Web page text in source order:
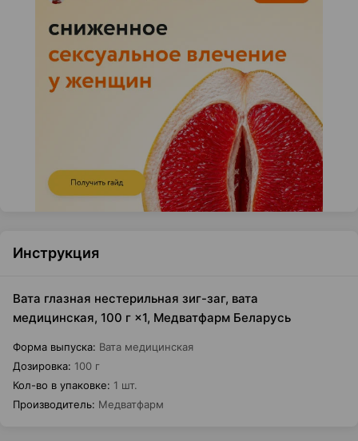
Инструкция
Вата глазная нестерильная зиг-заг, вата
медицинская, 100 г ×1, Медватфарм Беларусь
Форма выпуска: Вата медицинская
Дозировка: 100 г
Кол-во в упаковке: 1 шт.
Производитель: Медватфарм